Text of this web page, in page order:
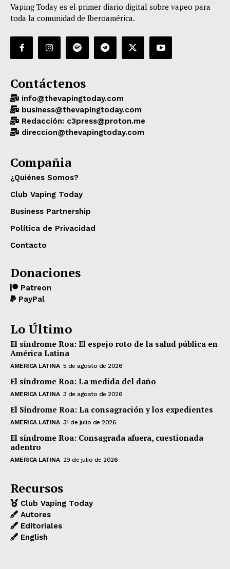
Vaping Today es el primer diario digital sobre vapeo para
toda la comunidad de Iberoamérica.
Contáctenos
info@thevapingtoday.com
business@thevapingtoday.com
Redacción: c3press@proton.me
direccion@thevapingtoday.com
Compañia
¿Quiénes Somos?
Club Vaping Today
Business Partnership
Política de Privacidad
Contacto
Donaciones
Patreon
PayPal
Lo Último
El síndrome Roa: El espejo roto de la salud pública en
América Latina
AMERICA LATINA 5 de agosto de 2026
El síndrome Roa: La medida del daño
AMERICA LATINA 3 de agosto de 2026
El Síndrome Roa: La consagración y los expedientes
AMERICA LATINA 31 de julio de 2026
El síndrome Roa: Consagrada afuera, cuestionada
adentro
AMERICA LATINA 29 de julio de 2026
Recursos
Club Vaping Today
Autores
Editoriales
English